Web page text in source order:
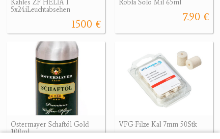
Kahles ZF HELIA 1
5x24iLeuchtabsehen
1500 €
Robla Solo Mil 65ml
7.90 €
Ostermayer Schaftöl Gold
100ml
VFG-Filze Kal 7mm 50Stk